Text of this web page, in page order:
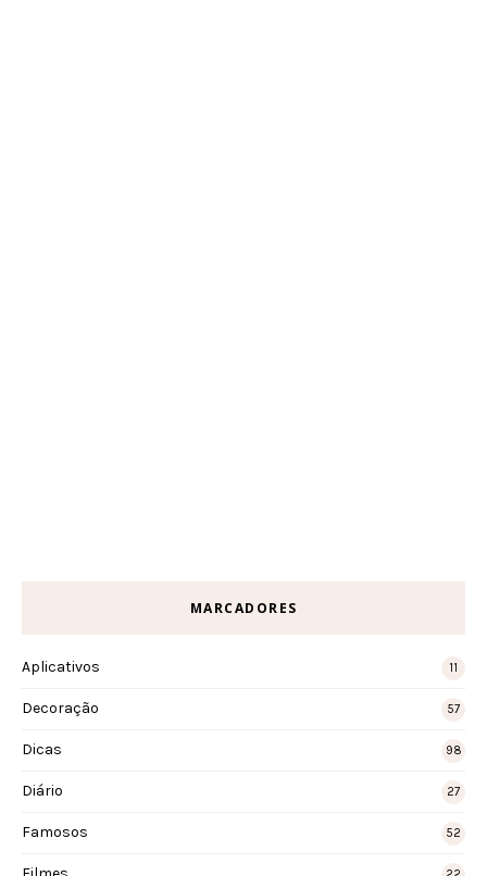
MARCADORES
Aplicativos 11
Decoração 57
Dicas 98
Diário 27
Famosos 52